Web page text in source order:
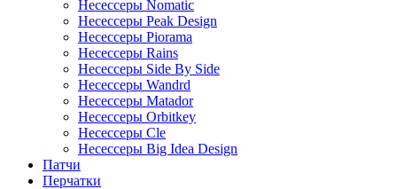
Несессеры Nomatic
Несессеры Peak Design
Несессеры Piorama
Несессеры Rains
Несессеры Side By Side
Несессеры Wandrd
Несессеры Matador
Несессеры Orbitkey
Несессеры Cle
Несессеры Big Idea Design
Патчи
Перчатки